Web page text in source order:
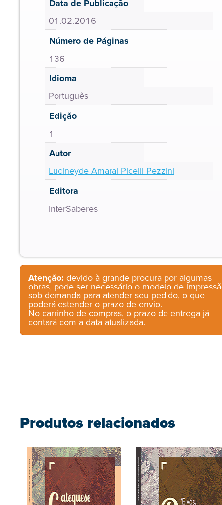
Data de Publicação
01.02.2016
Número de Páginas
136
Idioma
Português
Edição
1
Autor
Lucineyde Amaral Picelli Pezzini
Editora
InterSaberes
Atenção: devido à grande procura por algumas
obras, pode ser necessário o modelo de
sob demanda para atender seu pedido, o que
poderá estender o prazo de envio.
No carrinho de compras, o prazo de entrega já
contará com a data atualizada.
Produtos relacionados